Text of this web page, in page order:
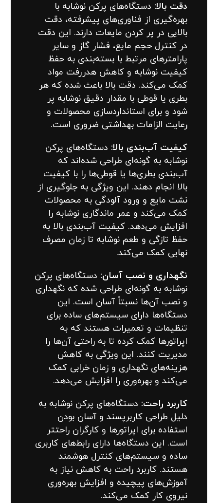
دقت بالا: دستگاه‌های پرکن نوشابه با
بهره‌گیری از فناوری‌های پیشرفته، دقت
بالایی در پر کردن مایعات دارند. این دقت
در کنترل حجم مایع، فشار گاز و سایر
پارامترهای مرتبط با بسته‌بندی به حفظ
کیفیت نوشابه و کاهش هدررفت مواد
کمک می‌کند. دقت بالا باعث شده که هر
بطری یا قوطی با مقدار دقیق نوشابه پر
شود و برای استانداردسازی محصولات و
رعایت الزامات بهداشتی ضروری است.
کیفیت آب‌بندی بالا: دستگاه‌های پرکن
نوشابه به گونه‌ای طراحی شده‌اند که
آب‌بندی بطری‌ها یا قوطی‌ها را با کیفیت
بالا انجام دهند. این ویژگی به جلوگیری از
نشت مایع و ورود آلودگی به محصولات
کمک می‌کند و عمر ماندگاری نوشابه را
افزایش می‌دهد. کیفیت آب‌بندی بالا به
حفظ تازگی و طعم نوشابه تا زمان مصرف
نهایی کمک می‌کند.
نگهداری و نصب آسان: دستگاه‌های پرکن
نوشابه به گونه‌ای طراحی شده‌ که نگهداری
و نصب آن‌ها نسبتاً آسان است. این
دستگاه‌ها دارای سیستم‌های ساده برای
تنظیمات و تعمیرات هستند که به
اپراتورها کمک کرده تا به راحتی آن‌ها را
مدیریت کنند. این ویژگی به کاهش
هزینه‌های نگهداری و زمان خرابی کمک
می‌کند و بهره‌وری را افزایش می‌دهد.
کاربرد راحت: دستگاه‌های پرکن نوشابه به
دلیل طراحی کاربرپسند و آسان بودن
استفاده برای اپراتورها و کارگران راحتتر
است. این دستگاه‌ها دارای رابط‌های کاربری
ساده و سیستم‌های کنترل هوشمند
هستند. کاربرد راحت به کاهش نیاز به
آموزش‌های پیچیده و افزایش بهره‌وری
نیروی کار کمک می‌کند.